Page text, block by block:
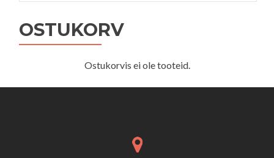
OSTUKORV
Ostukorvis ei ole tooteid.